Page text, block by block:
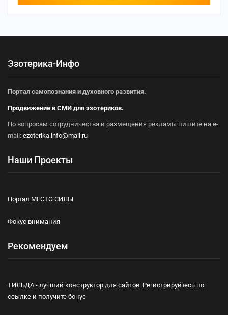
Эзотерика-Инфо
Портал самопознания и духовного развития.
Продвижение в СМИ для эзотериков.
По вопросам сотрудничества и размещения рекламы пишите на e-
mail: ezoterika.info@mail.ru
Наши Проекты
Портал МЕСТО СИЛЫ
Фокус внимания
Рекомендуем
ТИЛЬДА - лучший конструктор для сайтов. Регистрируйтесь по
ссылке и получите бонус